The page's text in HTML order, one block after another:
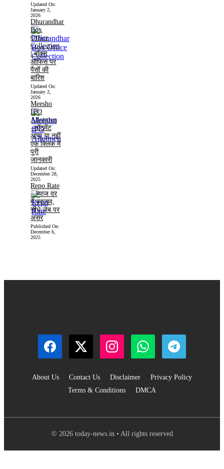
Updated On:
January 2,
2026
Dhurandhar
Box
Office
Collection
| बॉक्स
ऑफिस पर
पैसों की
बारिश
Updated On:
January 2,
2026
Meesho
IPO
Allotmen
–लॉटमेंट
आया या नहीं
एक क्लिक में
पूरी
जानकारी
Updated On:
December 28,
2025
Repo Rate
– ब्याज दर
में बदलाव,
सीधे जेब पर
असर
Published On:
December 6,
2025
About Us Contact Us Disclaimer
Privacy Policy
Terms & Conditions
DMCA
© 2026 today-news.in • All rights reserved